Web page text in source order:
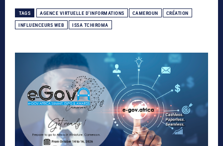
TAGS AGENCE VIRTUELLE D'INFORMATIONS CAMEROUN CRÉATION
INFLUENCEURS WEB ISSA TCHIROMA